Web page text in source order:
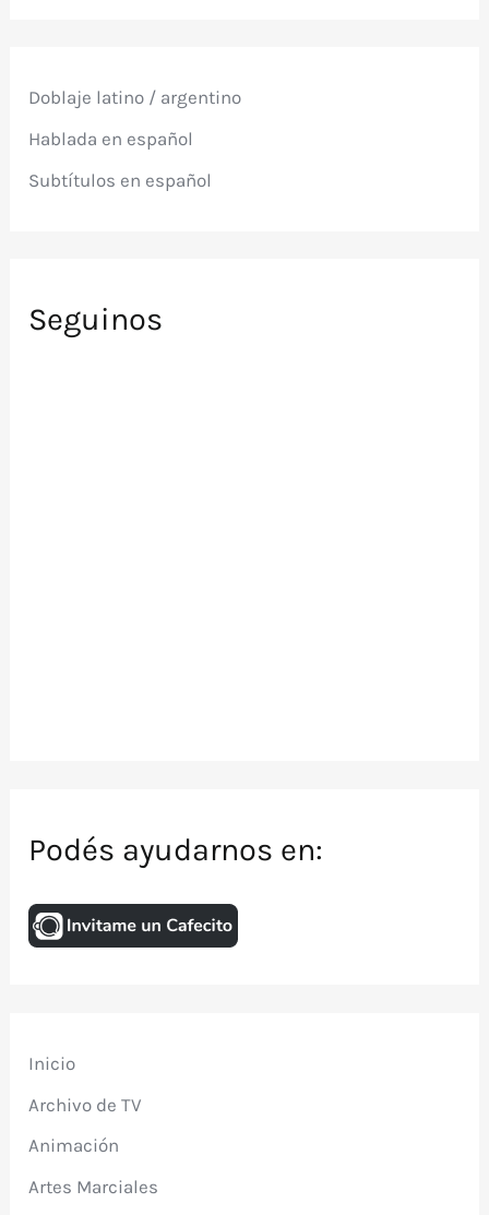
o
:
Doblaje latino / argentino
Hablada en español
Subtítulos en español
Seguinos
Podés ayudarnos en:
Inicio
Archivo de TV
Animación
Artes Marciales